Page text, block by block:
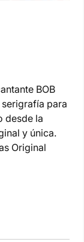
BOB
serigrafía para
desde la
y única.
Original